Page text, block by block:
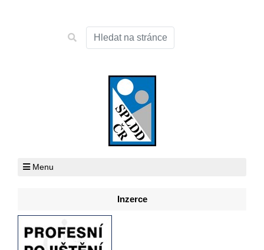
Menu
Inzerce